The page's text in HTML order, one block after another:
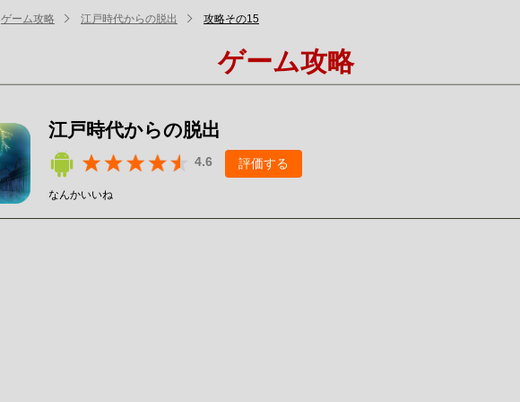
ゲーム攻略 江戸時代からの脱出 攻略その15
ゲーム攻略
江戸時代からの脱出
4.6 評価する
なんかいいね